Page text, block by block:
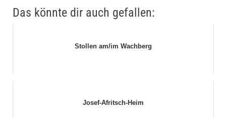
Das könnte dir auch gefallen:
Stollen am/im Wachberg
Josef-Afritsch-Heim